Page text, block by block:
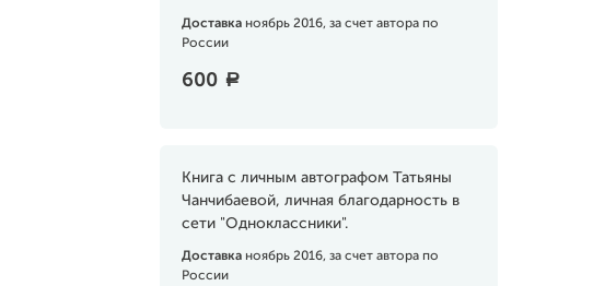
Доставка ноябрь 2016, за счет автора по
России
600 a
Книга с личным автографом Татьяны
Чанчибаевой, личная благодарность в
сети "Одноклассники".
Доставка ноябрь 2016, за счет автора по
России